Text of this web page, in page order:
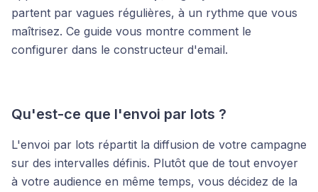
partent par vagues régulières, à un rythme que vous
maîtrisez. Ce guide vous montre comment le
configurer dans le constructeur d'email.
Qu'est-ce que l'envoi par lots ?
L'envoi par lots répartit la diffusion de votre campagne
sur des intervalles définis. Plutôt que de tout envoyer
à votre audience en même temps, vous décidez de la